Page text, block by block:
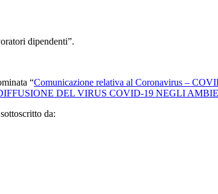
dipendenti”.
“Comunicazione relativa al Coronavirus –
DEL VIRUS COVID-19 NEGLI
da: